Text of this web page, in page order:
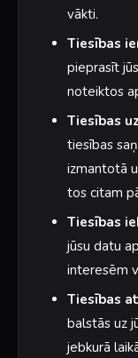
vākti.
Tiesības
pieprasīt
noteiktos
Tiesības
tiesības
izmantotā
tos citam
Tiesības
jūsu datu
interesēm
Tiesības
balstās uz
jebkurā